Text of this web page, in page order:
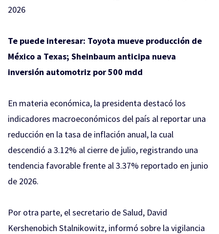
2026
Te puede interesar: Toyota mueve producción de
México a Texas; Sheinbaum anticipa nueva
inversión automotriz por 500 mdd
En materia económica, la presidenta destacó los
indicadores macroeconómicos del país al reportar una
reducción en la tasa de inflación anual, la cual
descendió a 3.12% al cierre de julio, registrando una
tendencia favorable frente al 3.37% reportado en junio
de 2026.
Por otra parte, el secretario de Salud, David
Kershenobich Stalnikowitz, informó sobre la vigilancia